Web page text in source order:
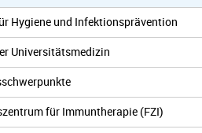
Hygiene und Infektionsprävention
Universitätsmedizin
für Immuntherapie (FZI)